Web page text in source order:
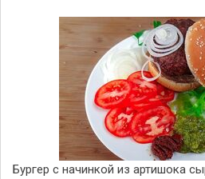
Бургер с начинкой из артишока